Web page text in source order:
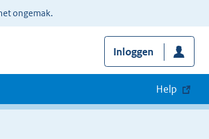
ongemak.
Inloggen
Help